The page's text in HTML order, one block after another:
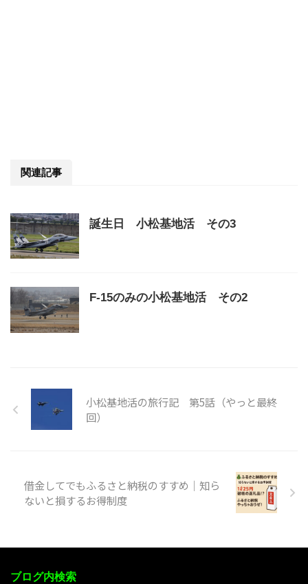
関連記事
誕生日 小松基地活 その3
F-15のみの小松基地活 その2
小松基地活の旅行記 第5話（やっと最終
回）
借金してでもふるさと納税のすすめ｜知ら
ないと損するお得制度
ブログ内検索